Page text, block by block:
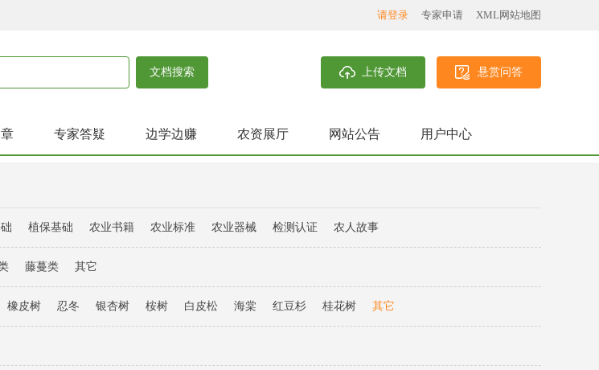
请登录 专家申请 XML网站地图
文档搜索 上传文档 悬赏问答
专家答疑 边学边赚 农资展厅 网站公告 用户中心
植保基础 农业书籍 农业标准 农业器械 检测认证 农人故事
藤蔓类 其它
橡皮树 忍冬 银杏树 桉树 白皮松 海棠 红豆杉 桂花树 其它